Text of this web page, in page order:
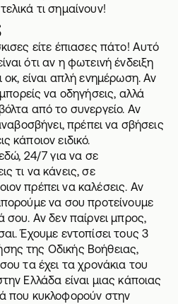
τι σημαίνουν!
είτε έπιασες πάτο! Αυτό
ότι αν η φωτεινή ένδειξη
οκ, είναι απλή ενημέρωση. Αν
να οδηγήσεις, αλλά
από το συνεργείο. Αν
πρέπει να σβήσεις
κάποιον ειδικό.
24/7 για να σε
τι να κάνεις, σε
πρέπει να καλέσεις. Αν
να σου προτείνουμε
σου. Αν δεν παίρνει μπρος,
Έχουμε εντοπίσει τους 3
της Οδικής Βοήθειας,
τα έχει τα χρονάκια του
Ελλάδα είναι μιας κάποιας
που κυκλοφορούν στην